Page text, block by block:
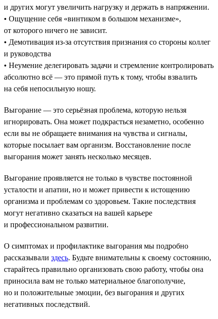
и других могут увеличить нагрузку и держать в напряжении.
• Ощущение себя «винтиком в большом механизме»,
от которого ничего не зависит.
• Демотивация из-за отсутствия признания со стороны коллег
и руководства
• Неумение делегировать задачи и стремление контролировать
абсолютно всё — это прямой путь к тому, чтобы взвалить
на себя непосильную ношу.
Выгорание — это серьёзная проблема, которую нельзя
игнорировать. Она может подкрасться незаметно, особенно
если вы не обращаете внимания на чувства и сигналы,
которые посылает вам организм. Восстановление после
выгорания может занять несколько месяцев.
Выгорание проявляется не только в чувстве постоянной
усталости и апатии, но и может привести к истощению
организма и проблемам со здоровьем. Такие последствия
могут негативно сказаться на вашей карьере
и профессиональном развитии.
О симптомах и профилактике выгорания мы подробно
рассказывали здесь. Будьте внимательны к своему состоянию,
старайтесь правильно организовать свою работу, чтобы она
приносила вам не только материальное благополучие,
но и положительные эмоции, без выгорания и других
негативных последствий.